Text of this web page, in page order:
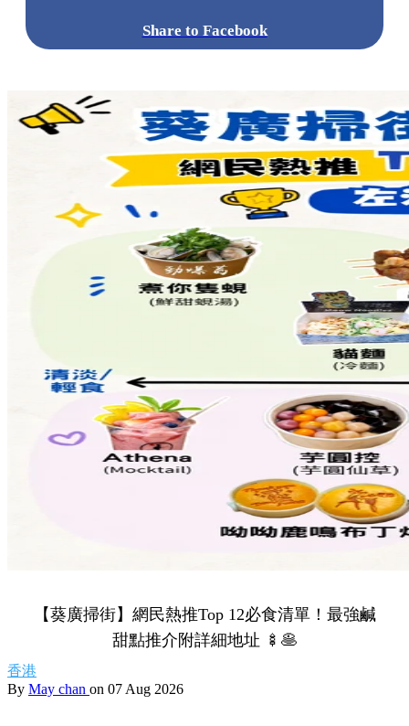
Share to Facebook
【葵廣掃街】網民熱推Top 12必食清單！最強鹹
甜點推介附詳細地址 🍢🥞
香港
By May chan on 07 Aug 2026